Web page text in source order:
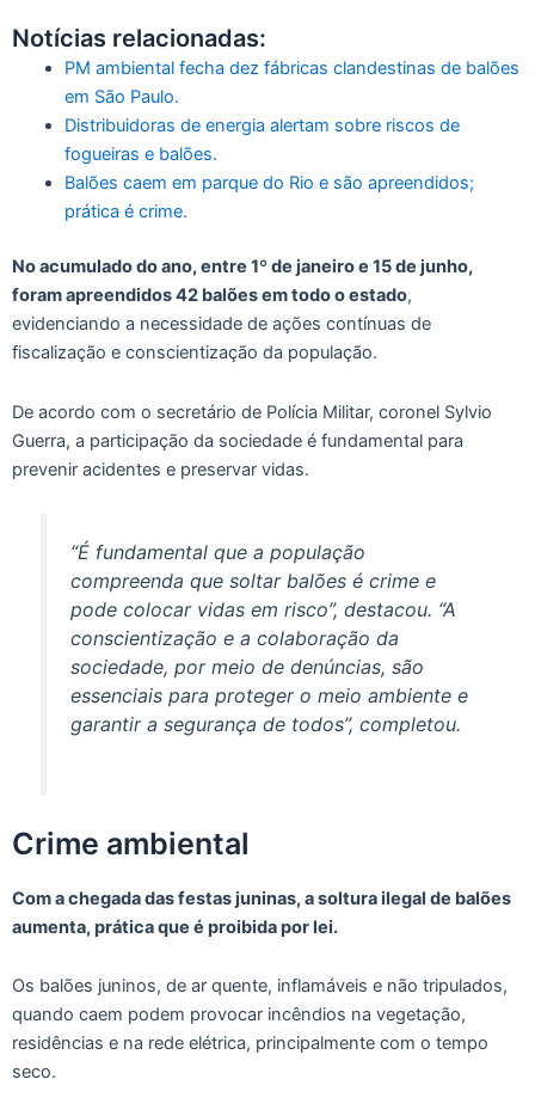
Notícias relacionadas:
PM ambiental fecha dez fábricas clandestinas de balões
em São Paulo.
Distribuidoras de energia alertam sobre riscos de
fogueiras e balões.
Balões caem em parque do Rio e são apreendidos;
prática é crime.
No acumulado do ano, entre 1º de janeiro e 15 de junho,
foram apreendidos 42 balões em todo o estado,
evidenciando a necessidade de ações contínuas de
fiscalização e conscientização da população.
De acordo com o secretário de Polícia Militar, coronel Sylvio
Guerra, a participação da sociedade é fundamental para
prevenir acidentes e preservar vidas.
“É fundamental que a população
compreenda que soltar balões é crime e
pode colocar vidas em risco”, destacou. “A
conscientização e a colaboração da
sociedade, por meio de denúncias, são
essenciais para proteger o meio ambiente e
garantir a segurança de todos”, completou.
Crime ambiental
Com a chegada das festas juninas, a soltura ilegal de balões
aumenta, prática que é proibida por lei.
Os balões juninos, de ar quente, inflamáveis e não tripulados,
quando caem podem provocar incêndios na vegetação,
residências e na rede elétrica, principalmente com o tempo
seco.